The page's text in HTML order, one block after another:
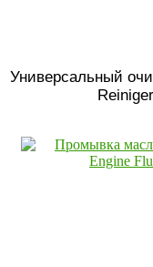
Универсальный